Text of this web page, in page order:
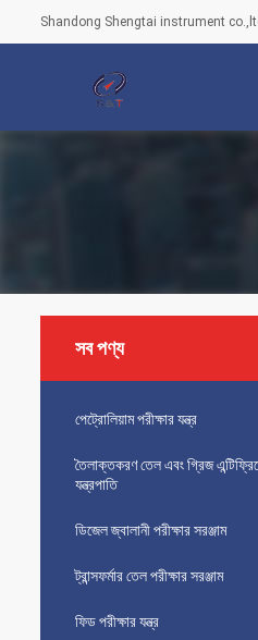
Shandong Shengtai instrument
সব পণ্য
পেট্রোলিয়াম পরীক্ষার যন্ত্র
তৈলাক্তকরণ তেল এবং গ্রিজ
যন্ত্রপাতি
ডিজেল জ্বালানী পরীক্ষার সরঞ্জাম
ট্রান্সফর্মার তেল পরীক্ষার সরঞ্জাম
ফিড পরীক্ষার যন্ত্র